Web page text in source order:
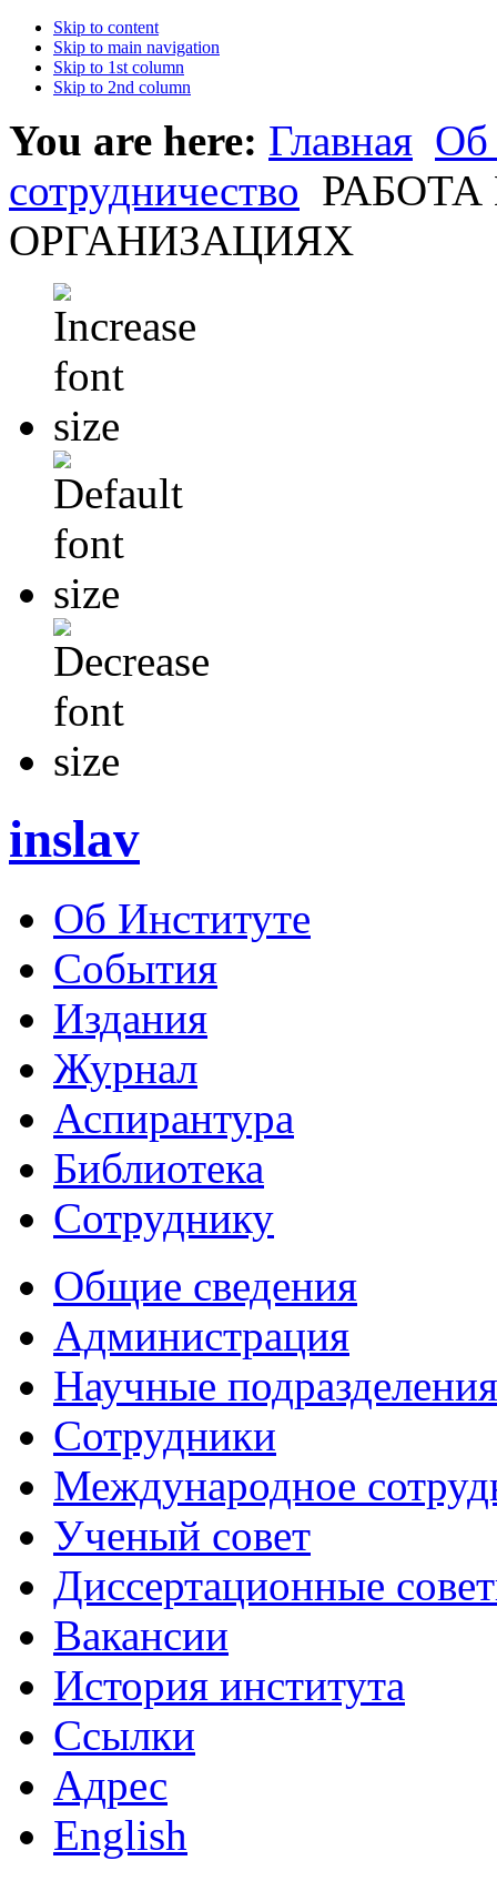
Skip to content
Skip to main navigation
Skip to 1st column
Skip to 2nd column
You are here: Главная Об
сотрудничество
ОРГАНИЗАЦИЯХ
inslav
Об Институте
События
Издания
Журнал
Аспирантура
Библиотека
Сотруднику
Общие сведения
Администрация
Научные подразделения
Сотрудники
Международное
Ученый совет
Диссертационные
Вакансии
История института
Ссылки
Адрес
English